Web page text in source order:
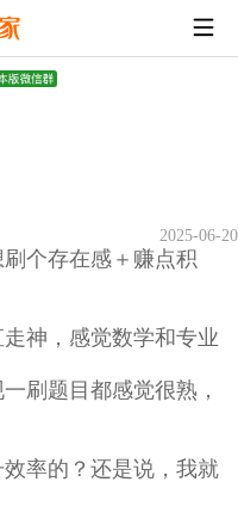
2025-06-20
个存在感＋赚点积
神，感觉数学和专业
刷题目都感觉很熟，
率的？还是说，我就